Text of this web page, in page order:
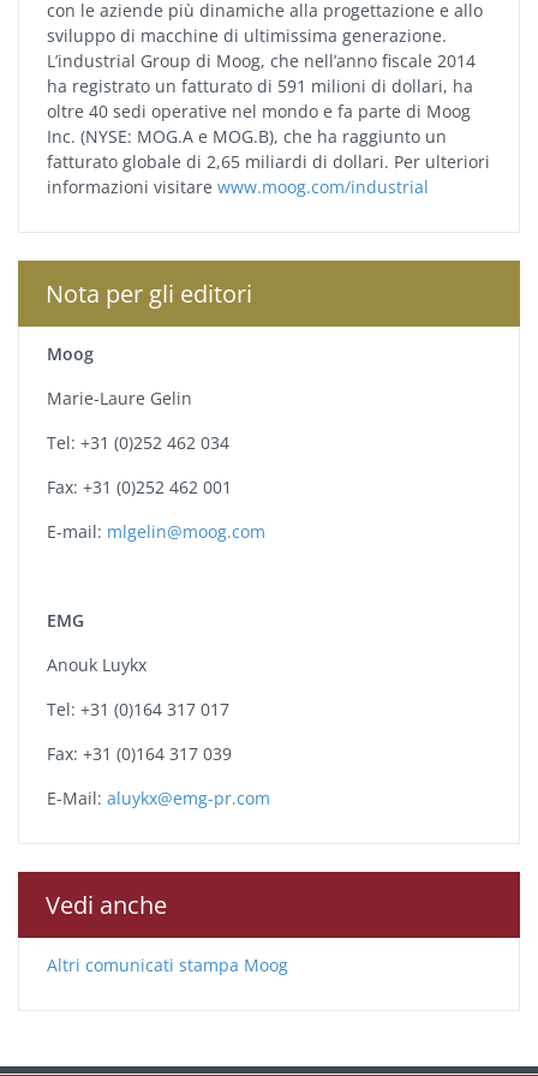
con le aziende più dinamiche alla progettazione e allo
sviluppo di macchine di ultimissima generazione.
L’industrial Group di Moog, che nell’anno fiscale 2014
ha registrato un fatturato di 591 milioni di dollari, ha
oltre 40 sedi operative nel mondo e fa parte di Moog
Inc. (NYSE: MOG.A e MOG.B), che ha raggiunto un
fatturato globale di 2,65 miliardi di dollari. Per ulteriori
informazioni visitare www.moog.com/industrial
Nota per gli editori
Moog
Marie-Laure Gelin
Tel: +31 (0)252 462 034
Fax: +31 (0)252 462 001
E-mail: mlgelin@moog.com
EMG
Anouk Luykx
Tel: +31 (0)164 317 017
Fax: +31 (0)164 317 039
E-Mail: aluykx@emg-pr.com
Vedi anche
Altri comunicati stampa Moog